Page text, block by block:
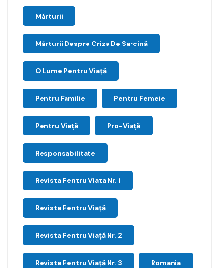
Mărturii
Mărturii Despre Criza De Sarcină
O Lume Pentru Viață
Pentru Familie Pentru Femeie
Pentru Viață Pro-Viață
Responsabilitate
Revista Pentru Viata Nr. 1
Revista Pentru Viață
Revista Pentru Viață Nr. 2
Revista Pentru Viață Nr. 3 Romania